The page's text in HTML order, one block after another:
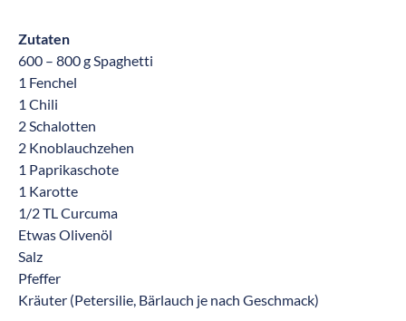
Zutaten
600 – 800 g Spaghetti
1 Fenchel
1 Chili
2 Schalotten
2 Knoblauchzehen
1 Paprikaschote
1 Karotte
1/2 TL Curcuma
Etwas Olivenöl
Salz
Pfeffer
Kräuter (Petersilie, Bärlauch je nach Geschmack)